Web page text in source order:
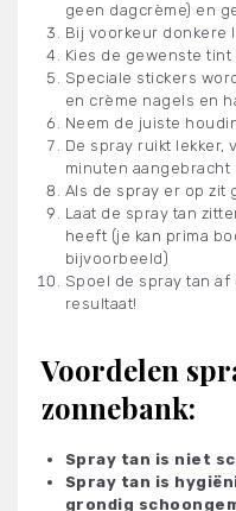
geen dagcrème) en
Bij voorkeur donkere
Kies de gewenste
Speciale stickers
en crème nagels en
Neem de juiste
De spray ruikt lekker,
minuten aangebracht
Als de spray er op zit
Laat de spray tan
heeft (je kan prima
bijvoorbeeld)
Spoel de spray tan
resultaat!
Voordelen
zonnebank:
Spray tan is niet
Spray tan is
grondig